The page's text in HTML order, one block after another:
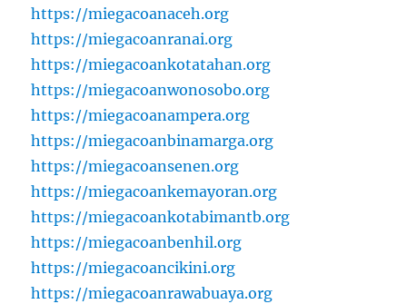
https://miegacoanaceh.org
https://miegacoanranai.org
https://miegacoankotatahan.org
https://miegacoanwonosobo.org
https://miegacoanampera.org
https://miegacoanbinamarga.org
https://miegacoansenen.org
https://miegacoankemayoran.org
https://miegacoankotabimantb.org
https://miegacoanbenhil.org
https://miegacoancikini.org
https://miegacoanrawabuaya.org